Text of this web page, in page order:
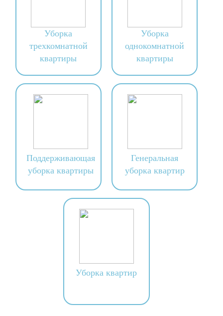
Уборка
трехкомнатной
квартиры
Уборка
однокомнатной
квартиры
Поддерживающая
уборка квартиры
Генеральная
уборка квартир
Уборка квартир